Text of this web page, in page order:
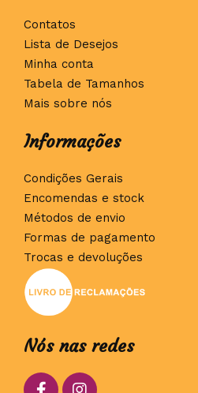
Contatos
Lista de Desejos
Minha conta
Tabela de Tamanhos
Mais sobre nós
Informações
Condições Gerais
Encomendas e stock
Métodos de envio
Formas de pagamento
Trocas e devoluções
Nós nas redes